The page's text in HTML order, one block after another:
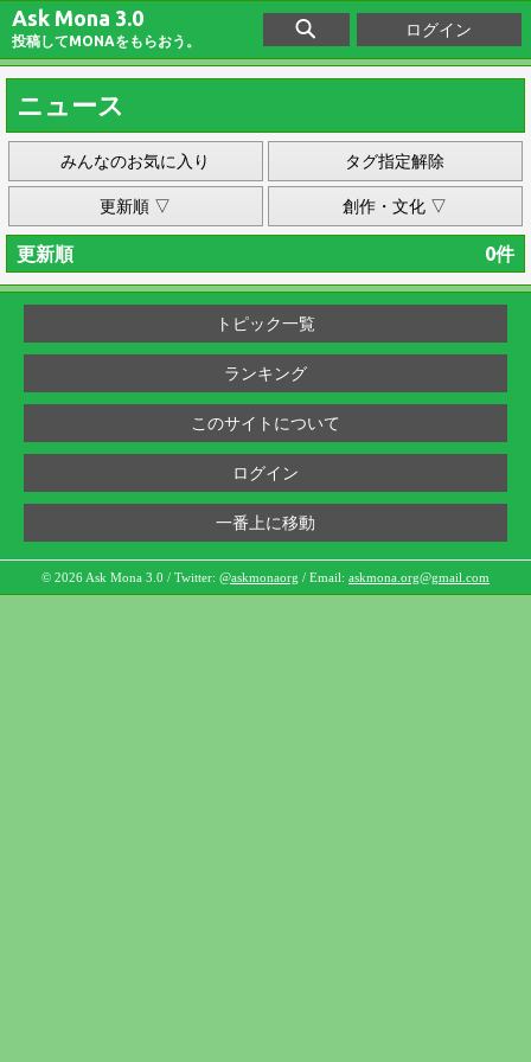
Ask Mona 3.0
投稿してMONAをもらおう。
ログイン
ニュース
みんなのお気に入り タグ指定解除
更新順 ▽ 創作・文化 ▽
更新順 0件
トピック一覧
ランキング
このサイトについて
ログイン
一番上に移動
© 2026 Ask Mona 3.0 / Twitter: @askmonaorg / Email: askmona.org@gmail.com